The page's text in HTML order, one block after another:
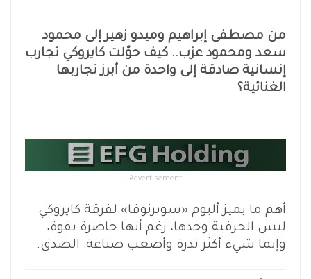
من مصطفى إبراهيم وميدو زهير إلى محمود
سعد ومحمود عزب.. كيف حوّلت كايروكي تجارب
إنسانية صادقة إلى واحدة من أبرز تجاربها
الغنائية؟
- Advertisement -
أهم ما يميز ألبوم «سوبرنوفا» لفرقة كايروكي
ليس الحرفية وحدها، رغم أنها حاضرة بقوة،
وإنما شيء أكثر ندرة وأصعب صناعة: الصدق.